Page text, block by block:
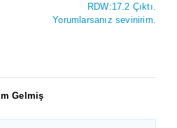
RDW:17.2 Çıktı.
Yorumlarsanız sevinirim.
Gelmiş